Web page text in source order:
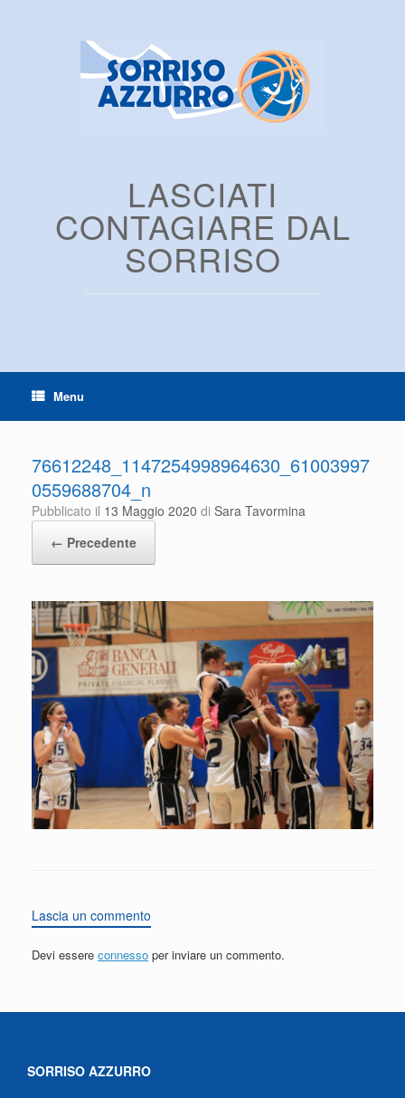
LASCIATI
CONTAGIARE DAL
SORRISO
Menu
76612248_1147254998964630_61003997
0559688704_n
Pubblicato il 13 Maggio 2020 di Sara Tavormina
← Precedente
Lascia un commento
Devi essere connesso per inviare un commento.
SORRISO AZZURRO